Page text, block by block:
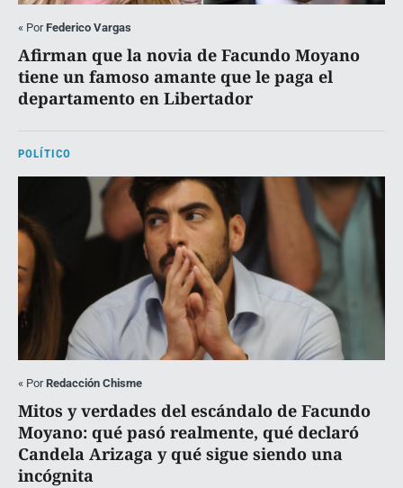
« PorFederico Vargas
Afirman que la novia de Facundo Moyano
tiene un famoso amante que le paga el
departamento en Libertador
POLÍTICO
« PorRedacción Chisme
Mitos y verdades del escándalo de Facundo
Moyano: qué pasó realmente, qué declaró
Candela Arizaga y qué sigue siendo una
incógnita